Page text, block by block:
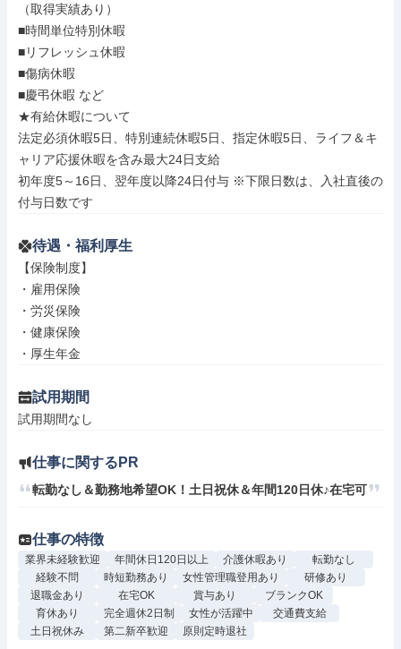
（取得実績あり）
■時間単位特別休暇
■リフレッシュ休暇
■傷病休暇
■慶弔休暇 など
★有給休暇について
法定必須休暇5日、特別連続休暇5日、指定休暇5日、ライフ＆キ
ャリア応援休暇を含み最大24日支給
初年度5～16日、翌年度以降24日付与 ※下限日数は、入社直後の
付与日数です
待遇・福利厚生
【保険制度】
・雇用保険
・労災保険
・健康保険
・厚生年金
試用期間
試用期間なし
仕事に関するPR
転勤なし＆勤務地希望OK！土日祝休＆年間120日休♪在宅可
仕事の特徴
業界未経験歓迎 年間休日120日以上 介護休暇あり
転勤なし
経験不問
時短勤務あり 女性管理職登用あり
研修あり
退職金あり
在宅OK 賞与あり
ブランクOK
育休あり
完全週休2日制 女性が活躍中
交通費支給
土日祝休み
第二新卒歓迎 原則定時退社